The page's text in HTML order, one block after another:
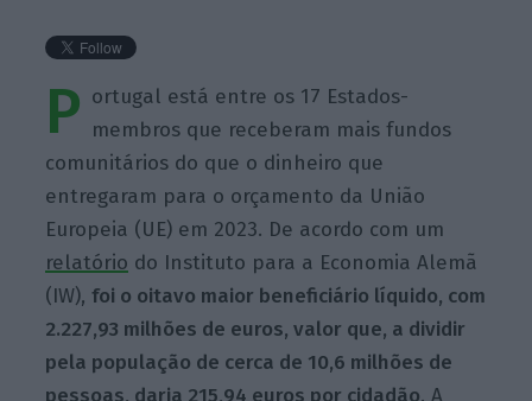
P ortugal está entre os 17 Estados-
membros que receberam mais fundos
comunitários do que o dinheiro que
entregaram para o orçamento da União
Europeia (UE) em 2023. De acordo com um
relatório do Instituto para a Economia Alemã
(IW),foi o oitavo maior beneficiário líquido, com
2.227,93 milhões de euros, valor que, a dividir
pela população de cerca de 10,6 milhões de
pessoas, daria 215,94 euros por cidadão. A